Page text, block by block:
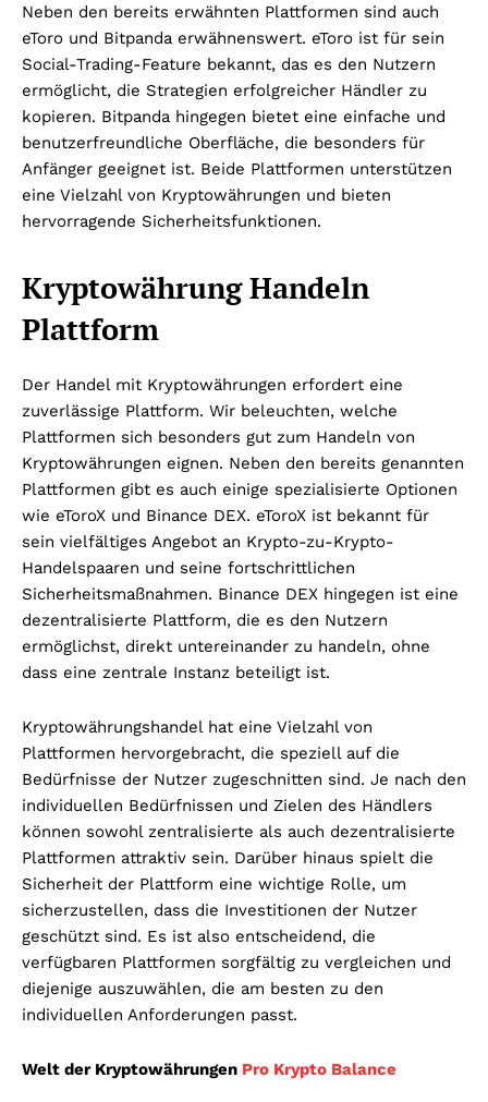
Neben den bereits erwähnten Plattformen sind auch
eToro und Bitpanda erwähnenswert. eToro ist für sein
Social-Trading-Feature bekannt, das es den Nutzern
ermöglicht, die Strategien erfolgreicher Händler zu
kopieren. Bitpanda hingegen bietet eine einfache und
benutzerfreundliche Oberfläche, die besonders für
Anfänger geeignet ist. Beide Plattformen unterstützen
eine Vielzahl von Kryptowährungen und bieten
hervorragende Sicherheitsfunktionen.
Kryptowährung Handeln
Plattform
Der Handel mit Kryptowährungen erfordert eine
zuverlässige Plattform. Wir beleuchten, welche
Plattformen sich besonders gut zum Handeln von
Kryptowährungen eignen. Neben den bereits genannten
Plattformen gibt es auch einige spezialisierte Optionen
wie eToroX und Binance DEX. eToroX ist bekannt für
sein vielfältiges Angebot an Krypto-zu-Krypto-
Handelspaaren und seine fortschrittlichen
Sicherheitsmaßnahmen. Binance DEX hingegen ist eine
dezentralisierte Plattform, die es den Nutzern
ermöglichst, direkt untereinander zu handeln, ohne
dass eine zentrale Instanz beteiligt ist.
Kryptowährungshandel hat eine Vielzahl von
Plattformen hervorgebracht, die speziell auf die
Bedürfnisse der Nutzer zugeschnitten sind. Je nach den
individuellen Bedürfnissen und Zielen des Händlers
können sowohl zentralisierte als auch dezentralisierte
Plattformen attraktiv sein. Darüber hinaus spielt die
Sicherheit der Plattform eine wichtige Rolle, um
sicherzustellen, dass die Investitionen der Nutzer
geschützt sind. Es ist also entscheidend, die
verfügbaren Plattformen sorgfältig zu vergleichen und
diejenige auszuwählen, die am besten zu den
individuellen Anforderungen passt.
Welt der Kryptowährungen Pro Krypto Balance